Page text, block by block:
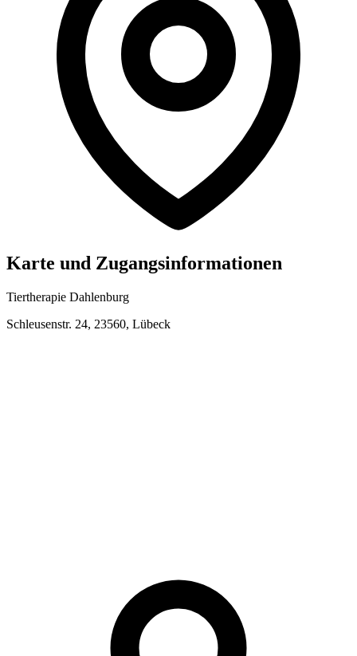
Karte und Zugangsinformationen
Tiertherapie Dahlenburg
Schleusenstr. 24, 23560, Lübeck